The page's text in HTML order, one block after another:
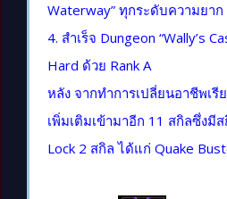
Waterway” ทุกระดับความยาก
4. สำเร็จ Dungeon “Wally’s
Hard ด้วย Rank A
หลัง จากทำการเปลี่ยนอาชีพเ
เพิ่มเติมเข้ามาอีก 11 สกิลซึ่งมี
Lock 2 สกิล ได้แก่ Quake